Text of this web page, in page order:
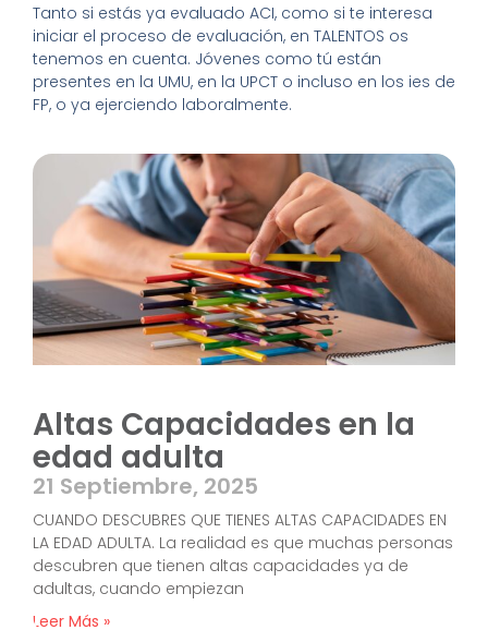
Tanto si estás ya evaluado ACI, como si te interesa
iniciar el proceso de evaluación, en TALENTOS os
tenemos en cuenta. Jóvenes como tú están
presentes en la UMU, en la UPCT o incluso en los ies de
FP, o ya ejerciendo laboralmente.
Altas Capacidades en la
edad adulta
21 Septiembre, 2025
CUANDO DESCUBRES QUE TIENES ALTAS CAPACIDADES EN
LA EDAD ADULTA. La realidad es que muchas personas
descubren que tienen altas capacidades ya de
adultas, cuando empiezan
Leer Más »